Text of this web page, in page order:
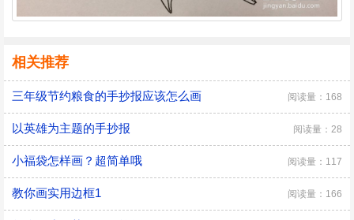
相关推荐
三年级节约粮食的手抄报应该怎么画 阅读量：168
以英雄为主题的手抄报 阅读量：28
小福袋怎样画？超简单哦 阅读量：117
教你画实用边框1 阅读量：166